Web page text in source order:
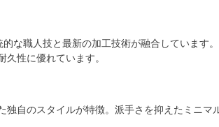
な職人技と最新の加工技術が融合しています
性に優れています。
自のスタイルが特徴。派手さを抑えたミニマ